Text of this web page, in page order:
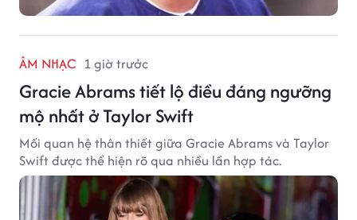
ÂM NHẠC 1 giờ trước
Gracie Abrams tiết lộ điều đáng ngưỡng
mộ nhất ở Taylor Swift
Mối quan hệ thân thiết giữa Gracie Abrams và Taylor
Swift được thể hiện rõ qua nhiều lần hợp tác.